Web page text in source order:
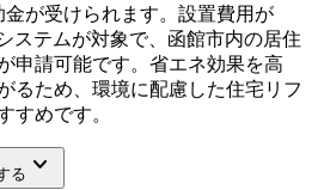
が受けられます。設置費用が
ステムが対象で、函館市内の居住
申請可能です。省エネ効果を高
るため、環境に配慮した住宅リフ
すめです。
る keyboard_arrow_down